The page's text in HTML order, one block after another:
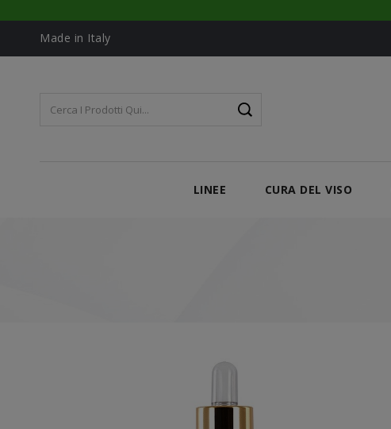
Made in Italy
LINEE CURA DEL VISO